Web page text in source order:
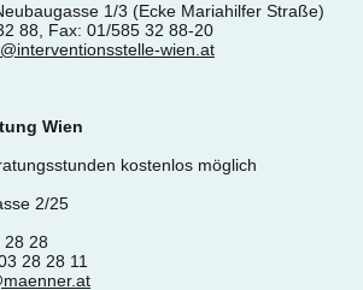
1/3 (Ecke Mariahilfer Straße)
88, Fax: 01/585 32 88-20
wien.at
Wien
kostenlos möglich
2/25
28
28 28 11